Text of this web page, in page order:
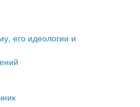
проектирования
и застройки
его идеологии и